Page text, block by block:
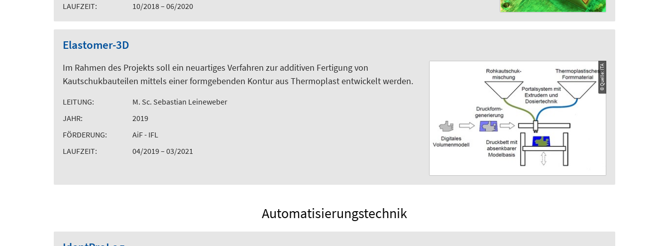
LAUFZEIT:
10/2018 – 06/2020
Elastomer-3D
Im Rahmen des Projekts soll ein neuartiges Verfahren zur additiven Fertigung von
Kautschukbauteilen mittels einer formgebenden Kontur aus Thermoplast entwickelt werden.
LEITUNG:
M. Sc. Sebastian Leineweber
JAHR:
2019
FÖRDERUNG:
AiF - IFL
LAUFZEIT:
04/2019 – 03/2021
© Quelle: ITA
Automatisierungstechnik